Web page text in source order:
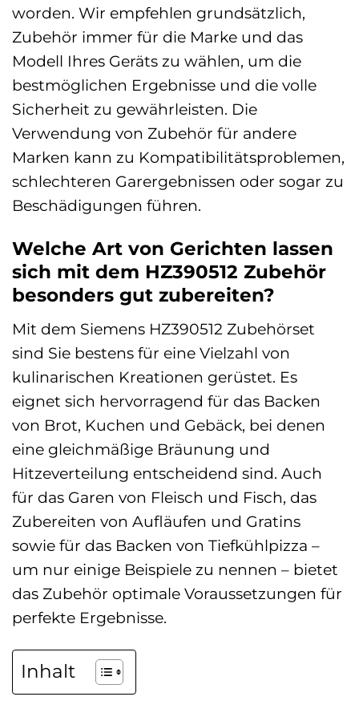
worden. Wir empfehlen grundsätzlich,
Zubehör immer für die Marke und das
Modell Ihres Geräts zu wählen, um die
bestmöglichen Ergebnisse und die volle
Sicherheit zu gewährleisten. Die
Verwendung von Zubehör für andere
Marken kann zu Kompatibilitätsproblemen,
schlechteren Garergebnissen oder sogar zu
Beschädigungen führen.
Welche Art von Gerichten lassen
sich mit dem HZ390512 Zubehör
besonders gut zubereiten?
Mit dem Siemens HZ390512 Zubehörset
sind Sie bestens für eine Vielzahl von
kulinarischen Kreationen gerüstet. Es
eignet sich hervorragend für das Backen
von Brot, Kuchen und Gebäck, bei denen
eine gleichmäßige Bräunung und
Hitzeverteilung entscheidend sind. Auch
für das Garen von Fleisch und Fisch, das
Zubereiten von Aufläufen und Gratins
sowie für das Backen von Tiefkühlpizza –
um nur einige Beispiele zu nennen – bietet
das Zubehör optimale Voraussetzungen für
perfekte Ergebnisse.
Inhalt